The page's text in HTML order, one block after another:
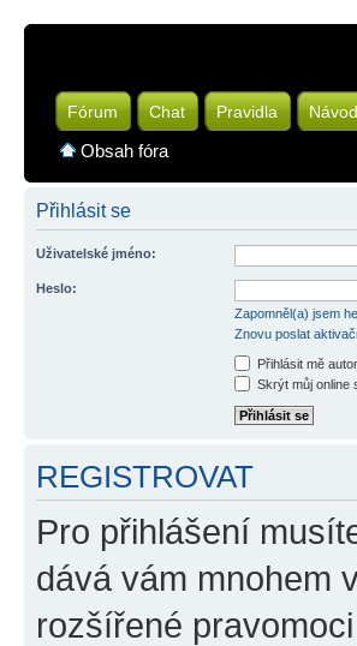
Fórum Chat Pravidla
Obsah fóra
Přihlásit se
Uživatelské jméno:
Heslo:
Zapomněl(a) jsem
Znovu poslat
Přihlásit mě
Skrýt můj online
REGISTROVAT
Pro přihlášení
dává vám mnohem
rozšířené